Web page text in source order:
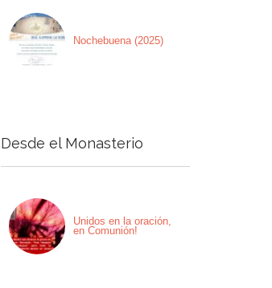
Nochebuena (2025)
Desde el Monasterio
Unidos en la oración,
en Comunión!